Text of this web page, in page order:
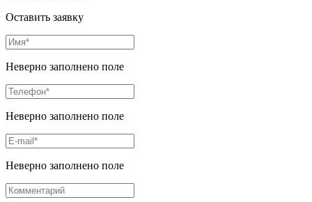
Оставить заявку
Неверно заполнено поле
Неверно заполнено поле
Неверно заполнено поле